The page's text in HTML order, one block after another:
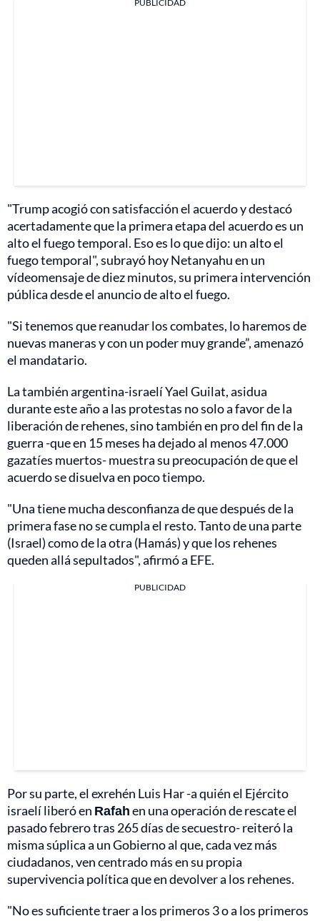
PUBLICIDAD
"Trump acogió con satisfacción el acuerdo y destacó
acertadamente que la primera etapa del acuerdo es un
alto el fuego temporal. Eso es lo que dijo: un alto el
fuego temporal", subrayó hoy Netanyahu en un
vídeomensaje de diez minutos, su primera intervención
pública desde el anuncio de alto el fuego.
"Si tenemos que reanudar los combates, lo haremos de
nuevas maneras y con un poder muy grande”, amenazó
el mandatario.
La también argentina-israelí Yael Guilat, asidua
durante este año a las protestas no solo a favor de la
liberación de rehenes, sino también en pro del fin de la
guerra -que en 15 meses ha dejado al menos 47.000
gazatíes muertos- muestra su preocupación de que el
acuerdo se disuelva en poco tiempo.
"Una tiene mucha desconfianza de que después de la
primera fase no se cumpla el resto. Tanto de una parte
(Israel) como de la otra (Hamás) y que los rehenes
queden allá sepultados", afirmó a EFE.
PUBLICIDAD
Por su parte, el exrehén Luis Har -a quién el Ejército
israelí liberó en Rafahen una operación de rescate el
pasado febrero tras 265 días de secuestro- reiteró la
misma súplica a un Gobierno al que, cada vez más
ciudadanos, ven centrado más en su propia
supervivencia política que en devolver a los rehenes.
"No es suficiente traer a los primeros 3 o a los primeros